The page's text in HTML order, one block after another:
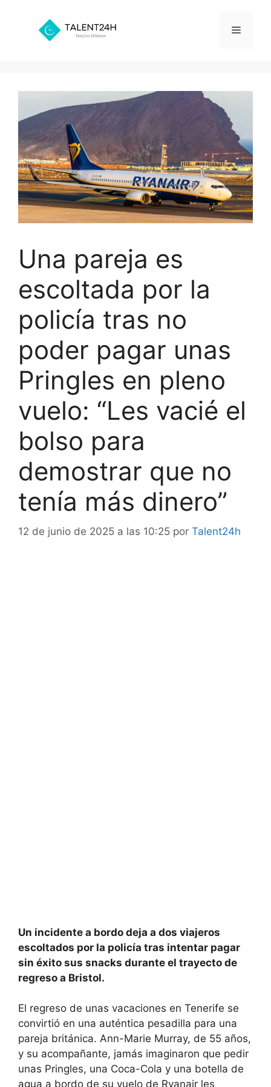
contenido
Menú
Una pareja es
escoltada por la
policía tras no
poder pagar unas
Pringles en pleno
vuelo: “Les vacié el
bolso para
demostrar que no
tenía más dinero”
12 de junio de 2025 a las 10:25 por Talent24h
Un incidente a bordo deja a dos viajeros
escoltados por la policía tras intentar pagar
sin éxito sus snacks durante el trayecto de
regreso a Bristol.
El regreso de unas vacaciones en Tenerife se
convirtió en una auténtica pesadilla para una
pareja británica. Ann-Marie Murray, de 55 años,
y su acompañante, jamás imaginaron que pedir
unas Pringles, una Coca-Cola y una botella de
agua a bordo de su vuelo de Ryanair les